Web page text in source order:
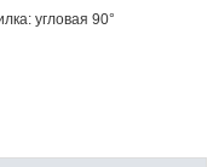
угловая 90°